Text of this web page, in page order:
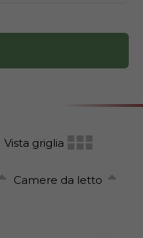
Vista griglia
Camere da letto